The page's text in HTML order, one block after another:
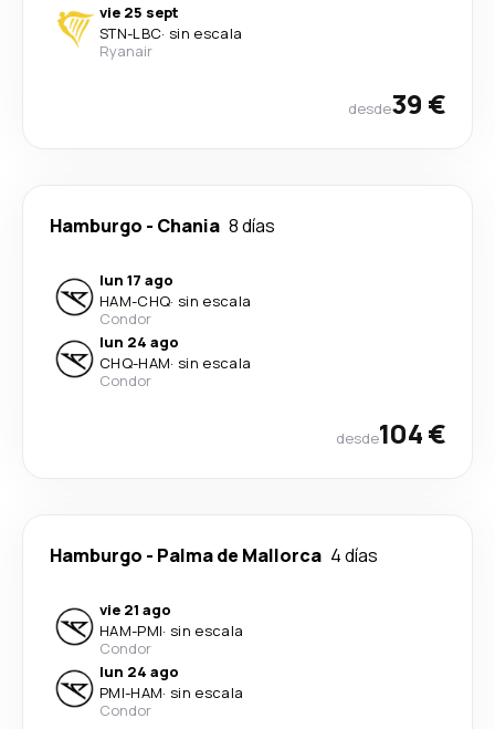
vie 25 sept
STN-LBC· sin escala
Ryanair
desde39 €
Hamburgo - Chania 8 días
lun 17 ago
HAM-CHQ· sin escala
Condor
lun 24 ago
CHQ-HAM· sin escala
Condor
desde104 €
Hamburgo - Palma de Mallorca 4 días
vie 21 ago
HAM-PMI· sin escala
Condor
lun 24 ago
PMI-HAM· sin escala
Condor